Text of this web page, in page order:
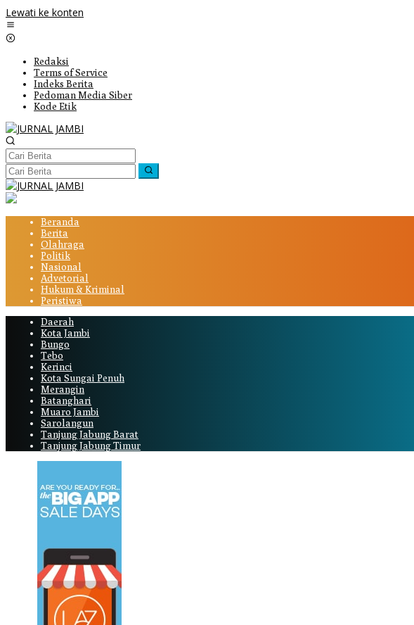
Lewati ke konten
Redaksi
Terms of Service
Indeks Berita
Pedoman Media Siber
Kode Etik
Beranda
Berita
Olahraga
Politik
Nasional
Advetorial
Hukum & Kriminal
Peristiwa
Daerah
Kota Jambi
Bungo
Tebo
Kerinci
Kota Sungai Penuh
Merangin
Batanghari
Muaro Jambi
Sarolangun
Tanjung Jabung Barat
Tanjung Jabung Timur